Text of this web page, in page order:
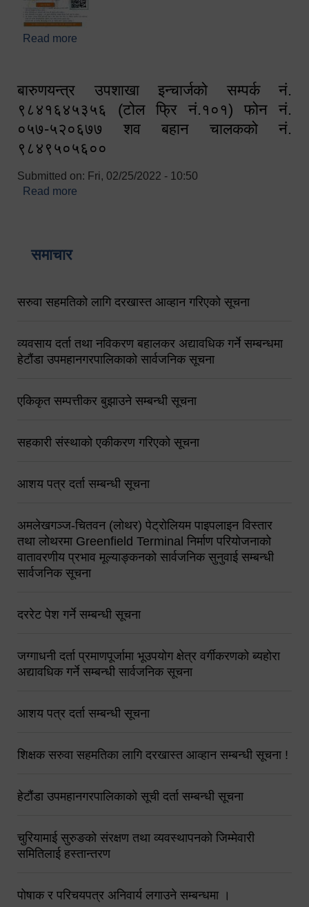
Read more
बारुणयन्त्र उपशाखा इन्चार्जको सम्पर्क नं.
९८४१६४५३५६ (टोल फ्रि नं.१०१) फोन नं.
०५७-५२०६७७ शव बहान चालकको नं.
९८४९५०५६००
Submitted on: Fri, 02/25/2022 - 10:50
Read more
समाचार
सरुवा सहमतिको लागि दरखास्त आव्हान गरिएको सूचना
व्यवसाय दर्ता तथा नविकरण बहालकर अद्यावधिक गर्ने सम्बन्धमा
हेटौंडा उपमहानगरपालिकाको सार्वजनिक सूचना
एकिकृत सम्पत्तीकर बुझाउने सम्बन्धी सूचना
सहकारी संस्थाको एकीकरण गरिएको सूचना
आशय पत्र दर्ता सम्बन्धी सूचना
अमलेखगञ्ज-चितवन (लोथर) पेट्रोलियम पाइपलाइन विस्तार
तथा लोथरमा Greenfield Terminal निर्माण परियोजनाको
वातावरणीय प्रभाव मूल्याङ्कनको सार्वजनिक सुनुवाई सम्बन्धी
सार्वजनिक सूचना
दररेट पेश गर्ने सम्बन्धी सूचना
जग्गाधनी दर्ता प्रमाणपूर्जामा भूउपयोग क्षेत्र वर्गीकरणको ब्यहोरा
अद्यावधिक गर्ने सम्बन्धी सार्वजनिक सूचना
आशय पत्र दर्ता सम्बन्धी सूचना
शिक्षक सरुवा सहमतिका लागि दरखास्त आव्हान सम्बन्धी सूचना !
हेटौंडा उपमहानगरपालिकाको सूची दर्ता सम्बन्धी सूचना
चुरियामाई सुरुङको संरक्षण तथा व्यवस्थापनको जिम्मेवारी
समितिलाई हस्तान्तरण
पोषाक र परिचयपत्र अनिवार्य लगाउने सम्बन्धमा ।